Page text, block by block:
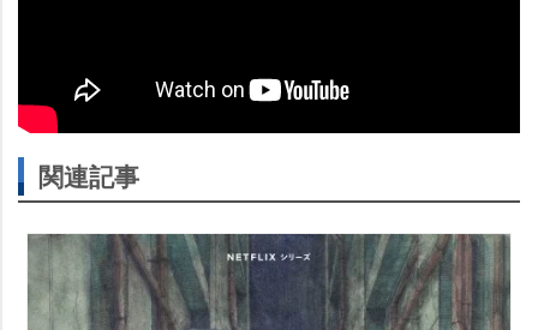
関連記事